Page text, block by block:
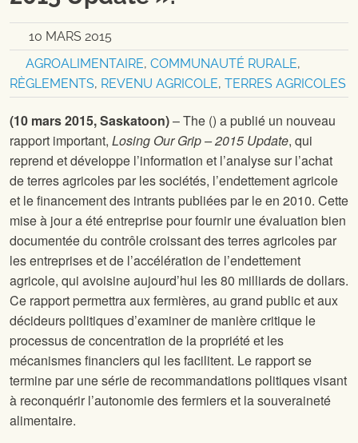
10 MARS 2015
AGROALIMENTAIRE, COMMUNAUTÉ RURALE,
RÈGLEMENTS, REVENU AGRICOLE, TERRES AGRICOLES
(10 mars 2015, Saskatoon)–The () a publié un nouveau
rapport important, Losing Our Grip – 2015 Update, qui
reprend et développe l’information et l’analyse sur l’achat
de terres agricoles par les sociétés, l’endettement agricole
et le financement des intrants publiées par leen 2010. Cette
mise à jour a été entreprise pour fournir une évaluation bien
documentée du contrôle croissant des terres agricoles par
les entreprises et de l’accélération de l’endettement
agricole, qui avoisine aujourd’hui les 80 milliards de dollars.
Ce rapport permettra aux fermières, au grand public et aux
décideurs politiques d’examiner de manière critique le
processus de concentration de la propriété et les
mécanismes financiers qui les facilitent. Le rapport se
termine par une série de recommandations politiques visant
à reconquérir l’autonomie des fermiers et la souveraineté
alimentaire.